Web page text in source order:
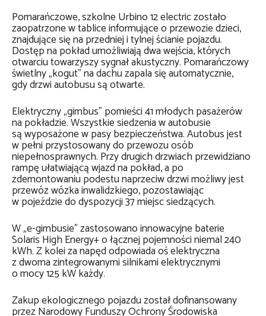
Pomarańczowe, szkolne Urbino 12 electric zostało
zaopatrzone w tablice informujące o przewozie dzieci,
znajdujące się na przedniej i tylnej ścianie pojazdu.
Dostęp na pokład umożliwiają dwa wejścia, których
otwarciu towarzyszy sygnał akustyczny. Pomarańczowy
świetlny „kogut” na dachu zapala się automatycznie,
gdy drzwi autobusu są otwarte.
Elektryczny „gimbus” pomieści 41 młodych pasażerów
na pokładzie. Wszystkie siedzenia w autobusie
są wyposażone w pasy bezpieczeństwa. Autobus jest
w pełni przystosowany do przewozu osób
niepełnosprawnych. Przy drugich drzwiach przewidziano
rampę ułatwiającą wjazd na pokład, a po
zdemontowaniu podestu naprzeciw drzwi możliwy jest
przewóz wózka inwalidzkiego, pozostawiając
w pojeździe do dyspozycji 37 miejsc siedzących.
W „e-gimbusie” zastosowano innowacyjne baterie
Solaris High Energy+ o łącznej pojemności niemal 240
kWh. Z kolei za napęd odpowiada oś elektryczna
z dwoma zintegrowanymi silnikami elektrycznymi
o mocy 125 kW każdy.
Zakup ekologicznego pojazdu został dofinansowany
przez Narodowy Funduszy Ochrony Środowiska